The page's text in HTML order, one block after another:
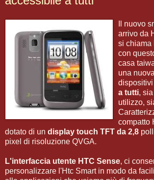
Il nuovo
arrivo da
si chiama
con
casa
una
dispositivi
a tutti,
utilizzo,
compatto
dotato di un display touch TFT da 2,8
pixel di risoluzione QVGA.
L'interfaccia utente HTC Sense, ci
personalizzare l'Htc Smart in modo da